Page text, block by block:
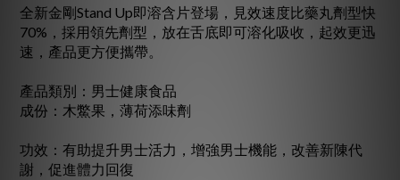
全新金剛Stand Up即溶含片登場，見效速度比藥丸劑型快
70%，採用領先劑型，放在舌底即可溶化吸收，起效更迅
速，產品更方便攜帶。
產品類別：男士健康食品
成份：木鱉果，薄荷添味劑
功效：有助提升男士活力，增強男士機能，改善新陳代
謝，促進體力回復